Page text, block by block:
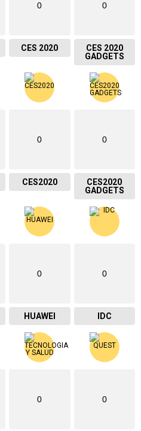
0
CES 2020
0
CES 2020
GADGETS
0
CES2020
0
CES2020
GADGETS
0
HUAWEI
0
IDC
0 0